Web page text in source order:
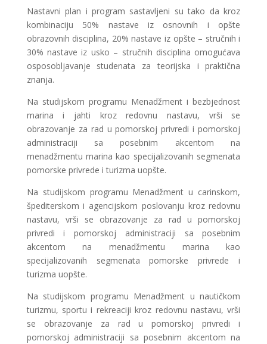
Nastavni plan i program sastavljeni su tako da kroz
kombinaciju 50% nastave iz osnovnih i opšte
obrazovnih disciplina, 20% nastave iz opšte – stručnih i
30% nastave iz usko – stručnih disciplina omogućava
osposobljavanje studenata za teorijska i praktična
znanja.
Na studijskom programu Menadžment i bezbjednost
marina i jahti kroz redovnu nastavu, vrši se
obrazovanje za rad u pomorskoj privredi i pomorskoj
administraciji sa posebnim akcentom na
menadžmentu marina kao specijalizovanih segmenata
pomorske privrede i turizma uopšte.
Na studijskom programu Menadžment u carinskom,
špediterskom i agencijskom poslovanju kroz redovnu
nastavu, vrši se obrazovanje za rad u pomorskoj
privredi i pomorskoj administraciji sa posebnim
akcentom na menadžmentu marina kao
specijalizovanih segmenata pomorske privrede i
turizma uopšte.
Na studijskom programu Menadžment u nautičkom
turizmu, sportu i rekreaciji kroz redovnu nastavu, vrši
se obrazovanje za rad u pomorskoj privredi i
pomorskoj administraciji sa posebnim akcentom na